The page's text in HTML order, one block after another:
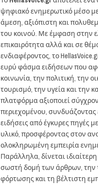
ψηφιακό ενημερωτικό μέσο
άμεση, αξιόπιστη και
του κοινού. Με έμφαση στην
επικαιρότητα αλλά και σε
ενδιαφέροντος, το
ευρύ φάσμα ειδήσεων που
κοινωνία, την πολιτική, την
τουρισμό, την υγεία και την
πλατφόρμα αξιοποιεί
περιεχομένου, συνδυάζοντας
ειδήσεις από έγκυρες πηγές
υλικό, προσφέροντας στον
ολοκληρωμένη εμπειρία
Παράλληλα, δίνεται
σωστή δομή των άρθρων, την
φόρτωσης και τη βέλτιστη